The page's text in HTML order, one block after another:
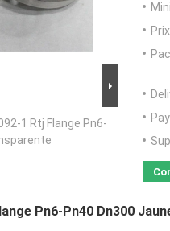
1 Rtj Flange Pn6-
Pn6-Pn40 Dn300